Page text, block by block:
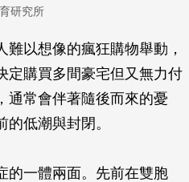
研究所
以想像的瘋狂購物舉動，
定購買多間豪宅但又無力付
常會伴著隨後而來的憂
低潮與封閉。
的一體兩面。先前在雙胞